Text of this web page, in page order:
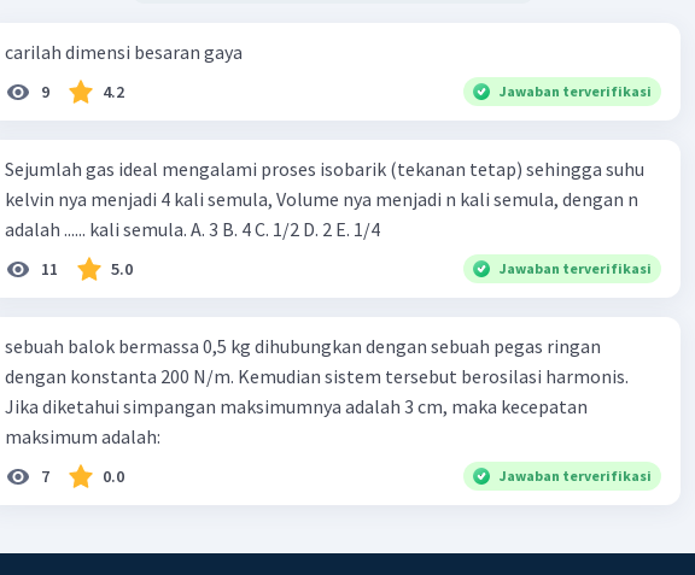
carilah dimensi besaran gaya
9 4.2 Jawaban terverifikasi
Sejumlah gas ideal mengalami proses isobarik (tekanan tetap) sehingga suhu
kelvin nya menjadi 4 kali semula, Volume nya menjadi n kali semula, dengan n
adalah ...... kali semula. A. 3 B. 4 C. 1/2 D. 2 E. 1/4
11 5.0 Jawaban terverifikasi
sebuah balok bermassa 0,5 kg dihubungkan dengan sebuah pegas ringan
dengan konstanta 200 N/m. Kemudian sistem tersebut berosilasi harmonis.
Jika diketahui simpangan maksimumnya adalah 3 cm, maka kecepatan
maksimum adalah:
7 0.0 Jawaban terverifikasi